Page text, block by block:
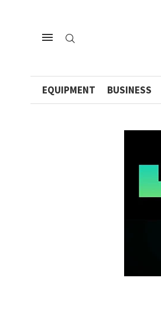
EQUIPMENT BUSINESS